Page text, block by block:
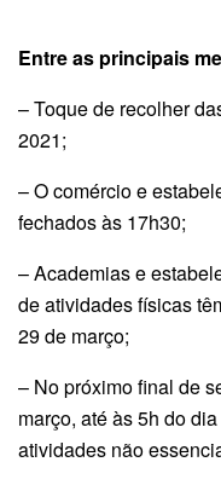
Entre as principais
– Toque de recolher
2021;
– O comércio e
fechados às 17h30;
– Academias e
de atividades físicas
29 de março;
– No próximo final de
março, até às 5h do
atividades não